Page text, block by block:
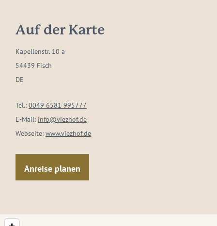
Auf der Karte
Kapellenstr. 10 a
54439 Fisch
DE
Tel.: 0049 6581 995777
E-Mail: info@viezhof.de
Webseite: www.viezhof.de
Anreise planen